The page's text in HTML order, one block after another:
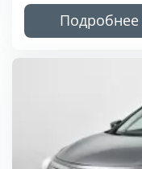
Подробнее